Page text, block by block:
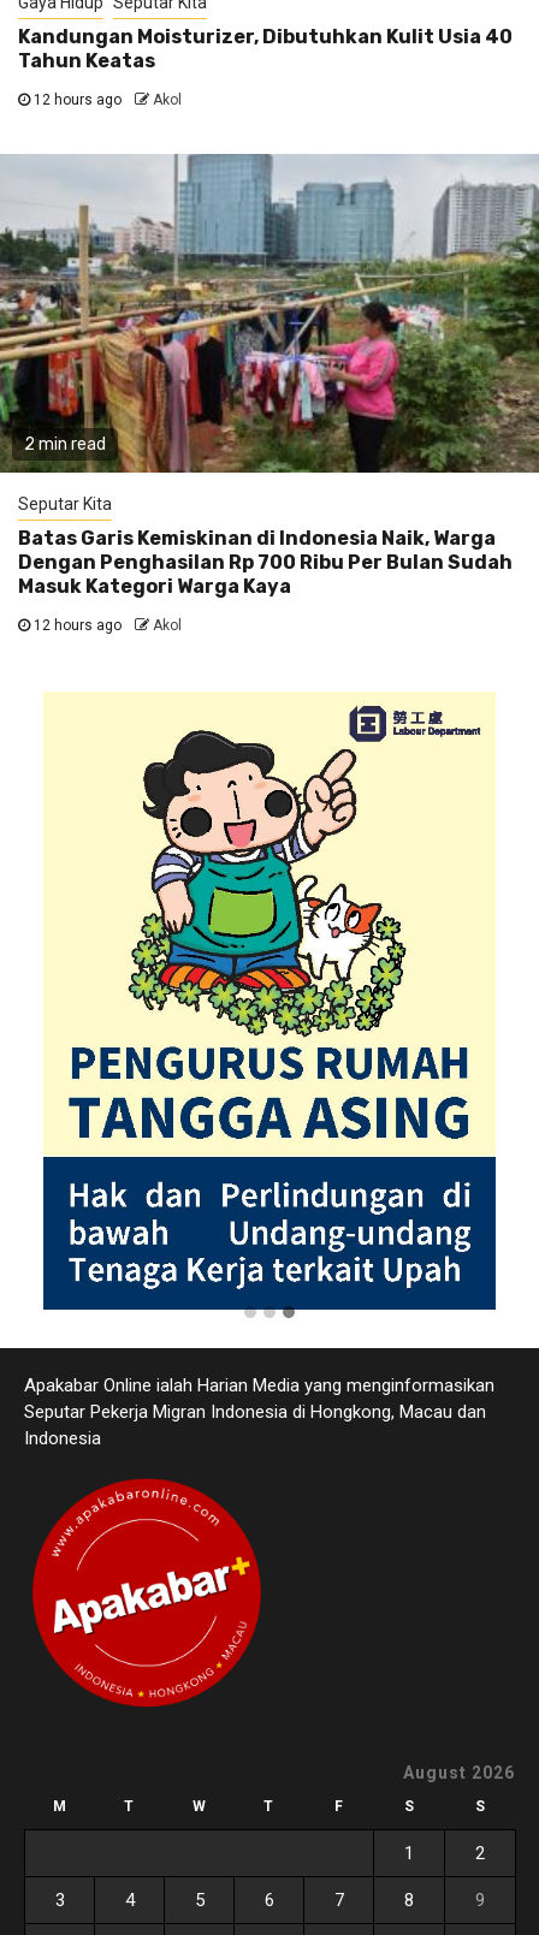
Kandungan Moisturizer, Dibutuhkan Kulit Usia 40
Tahun Keatas
12 hours ago Akol
2 min read
Seputar Kita
Batas Garis Kemiskinan di Indonesia Naik, Warga
Dengan Penghasilan Rp 700 Ribu Per Bulan Sudah
Masuk Kategori Warga Kaya
12 hours ago Akol
Apakabar Online ialah Harian Media yang menginformasikan
Seputar Pekerja Migran Indonesia di Hongkong, Macau dan
Indonesia
August 2026
M T W T F S S
1 2
3 4 5 6 7 8 9